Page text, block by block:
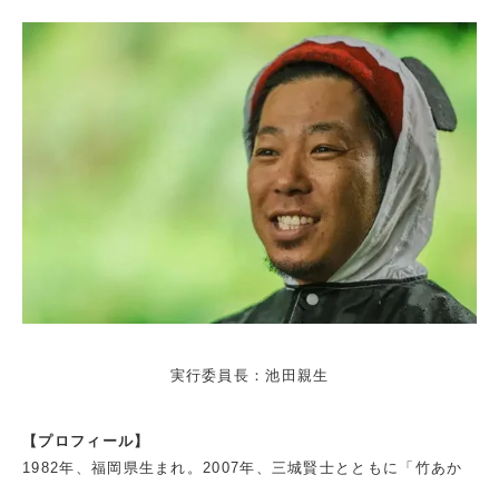
実行委員長：池田親生
【プロフィール】
1982年、福岡県生まれ。2007年、三城賢士とともに「竹あか